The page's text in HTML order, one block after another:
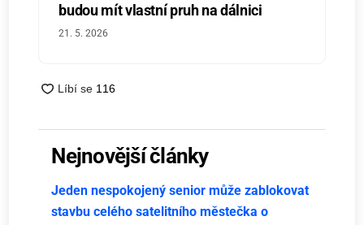
budou mít vlastní pruh na dálnici
21. 5. 2026
Nejnovější články
Jeden nespokojený senior může zablokovat
stavbu celého satelitního městečka o